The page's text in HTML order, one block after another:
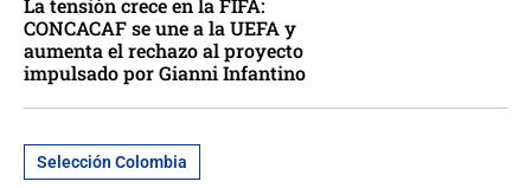
CONCACAF se une a la UEFA y
aumenta el rechazo al proyecto
impulsado por Gianni Infantino
Selección Colombia